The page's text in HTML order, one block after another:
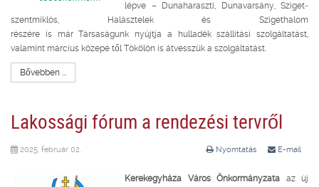
lépve – Dunaharaszti, Dunavarsány, Sziget­
szentmiklós, Halásztelek és Szigethalom
részére is már Társaságunk nyújtja a hulladék­ szállítási szolgáltatást,
valamint március közepé­ től Tökölön is átvesszük a szolgáltatást.
Bővebben ...
Lakossági fórum a rendezési tervről
Nyomtatás E-mail
2025. február 02.
Kerekegyháza Város Önkormányzata az új